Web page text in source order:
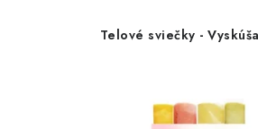
Telové sviečky -